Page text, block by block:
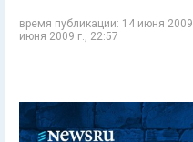
время публикации: 14 июня
июня 2009 г., 22:57